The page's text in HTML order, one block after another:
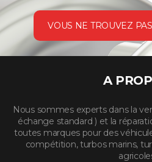
VOUS NE TROUVEZ
A
Nous sommes experts dans la
échange standard ) et la
toutes marques pour des
compétition, turbos marins,